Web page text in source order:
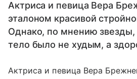
Актриса и певица Вера
эталоном красивой
Однако, по мнению
тело было не худым, а
Актриса и певица Вера